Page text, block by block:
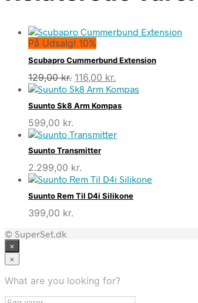
På Udsalg! 10%
Scubapro Cummerbund Extension
129,00kr. Den
oprindelige
pris
var:
116,00 kr.
aktuelle
er:
Suunto Sk8 Arm Kompas
599,00 kr.
Suunto Transmitter
2.299,00 kr.
Suunto Rem Til D4i Silikone
399,00 kr.
© SuperSet.dk
×
×
What are you looking for?